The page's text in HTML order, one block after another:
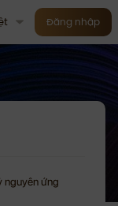
Đăng nhập
nguyên ứng